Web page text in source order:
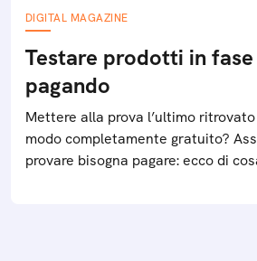
DIGITAL MAGAZINE
Testare prodotti in
pagando
Mettere alla prova l’ultimo
modo completamente gratuito?
provare bisogna pagare: ecco di